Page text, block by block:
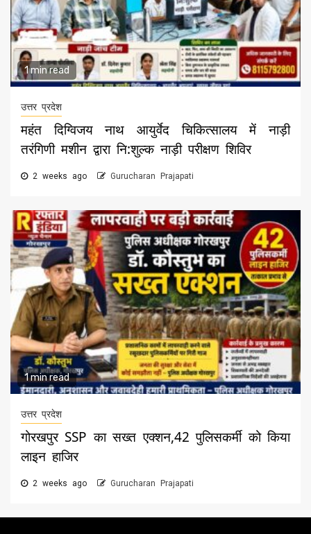
1 min read
उत्तर प्रदेश
महंत दिग्विजय नाथ आयुर्वेद चिकित्सालय में नाड़ी
तरंगिणी मशीन द्वारा नि:शुल्क नाड़ी परीक्षण शिविर
2 weeks ago Gurucharan Prajapati
1 min read
उत्तर प्रदेश
गोरखपुर SSP का सख्त एक्शन,42 पुलिसकर्मी को किया
लाइन हाजिर
2 weeks ago Gurucharan Prajapati